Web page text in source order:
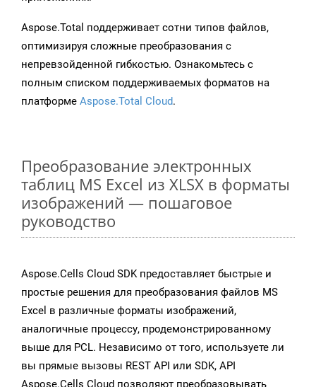
Aspose.Total поддерживает сотни типов файлов,
оптимизируя сложные преобразования с
непревзойденной гибкостью. Ознакомьтесь с
полным списком поддерживаемых форматов на
платформе Aspose.Total Cloud.
Преобразование электронных
таблиц MS Excel из XLSX в форматы
изображений — пошаговое
руководство
Aspose.Cells Cloud SDK предоставляет быстрые и
простые решения для преобразования файлов MS
Excel в различные форматы изображений,
аналогичные процессу, продемонстрированному
выше для PCL. Независимо от того, используете ли
вы прямые вызовы REST API или SDK, API
Aspose.Cells Cloud позволяют преобразовывать